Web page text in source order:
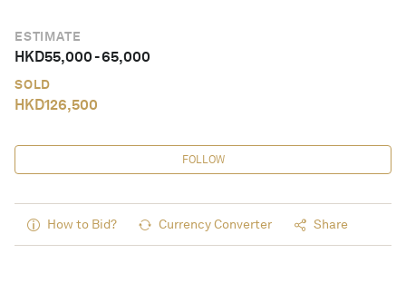
ESTIMATE
HKD55,000-65,000
SOLD
HKD126,500
FOLLOW
How to Bid? Currency Converter Share